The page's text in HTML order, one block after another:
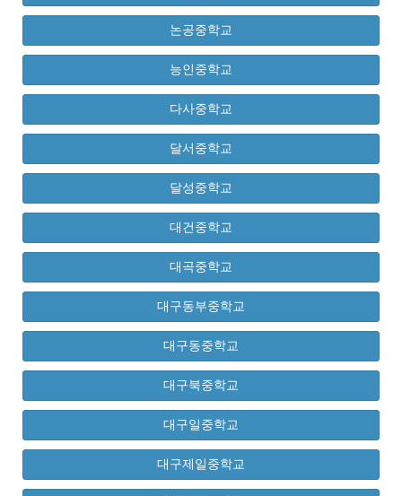
논공중학교
능인중학교
다사중학교
달서중학교
달성중학교
대건중학교
대곡중학교
대구동부중학교
대구동중학교
대구북중학교
대구일중학교
대구제일중학교